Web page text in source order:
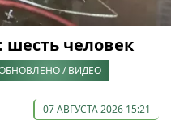
шесть человек
/ ВИДЕО
07 АВГУСТА 2026 15:21